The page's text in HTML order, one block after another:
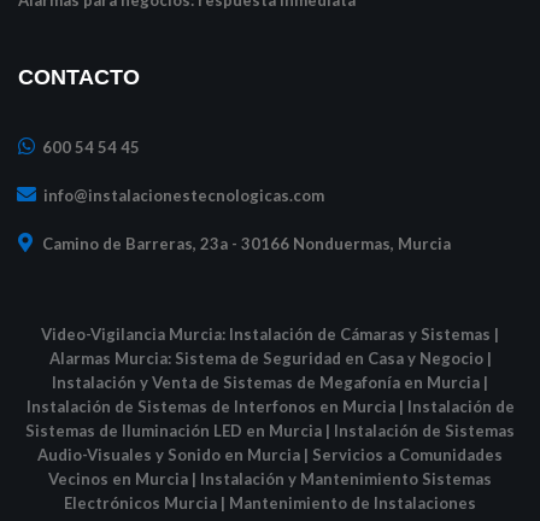
CONTACTO
600 54 54 45
info@instalacionestecnologicas.com
Camino de Barreras, 23a - 30166 Nonduermas, Murcia
Video-Vigilancia Murcia: Instalación de Cámaras y Sistemas |
Alarmas Murcia: Sistema de Seguridad en Casa y Negocio|
Instalación y Venta de Sistemas de Megafonía en Murcia |
Instalación de Sistemas de Interfonos en Murcia| Instalación de
Sistemas de Iluminación LED en Murcia | Instalación de Sistemas
Audio-Visuales y Sonido en Murcia | Servicios a Comunidades
Vecinos en Murcia | Instalación y Mantenimiento Sistemas
Electrónicos Murcia | Mantenimiento de Instalaciones